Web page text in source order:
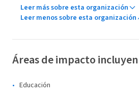
Leer más sobre esta organización
Leer menos sobre esta organización
Áreas de impacto incluyen
Educación